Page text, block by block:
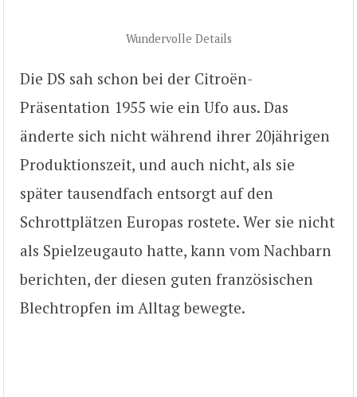
Wundervolle Details
Die DS sah schon bei der Citroën-
Präsentation 1955 wie ein Ufo aus. Das
änderte sich nicht während ihrer 20jährigen
Produktionszeit, und auch nicht, als sie
später tausendfach entsorgt auf den
Schrottplätzen Europas rostete. Wer sie nicht
als Spielzeugauto hatte, kann vom Nachbarn
berichten, der diesen guten französischen
Blechtropfen im Alltag bewegte.